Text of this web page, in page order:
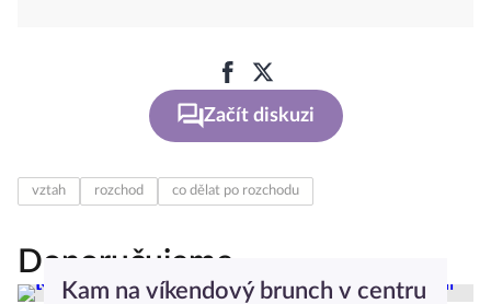
Začít diskuzi
vztah rozchod co dělat po rozchodu
Doporučujeme
Kam na víkendový brunch v centru